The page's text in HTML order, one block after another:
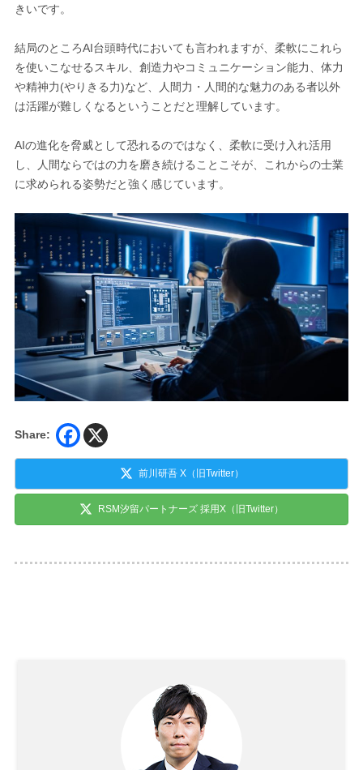
きいです。
結局のところAI台頭時代においても言われますが、柔軟にこれら
を使いこなせるスキル、創造力やコミュニケーション能力、体力
や精神力(やりきる力)など、人間力・人間的な魅力のある者以外
は活躍が難しくなるということだと理解しています。
AIの進化を脅威として恐れるのではなく、柔軟に受け入れ活用
し、人間ならではの力を磨き続けることこそが、これからの士業
に求められる姿勢だと強く感じています。
Share:
前川研吾 X（旧Twitter）
RSM汐留パートナーズ 採用X（旧Twitter）